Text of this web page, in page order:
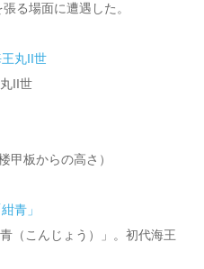
る場面に遭遇した。
II世
甲板からの高さ）
（こんじょう）」。初代海王